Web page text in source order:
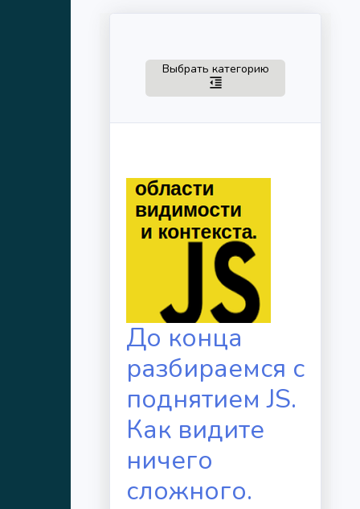
Toggle navigation
format_indent_decrease
До конца
разбираемся с
поднятием JS.
Как видите
ничего
сложного.